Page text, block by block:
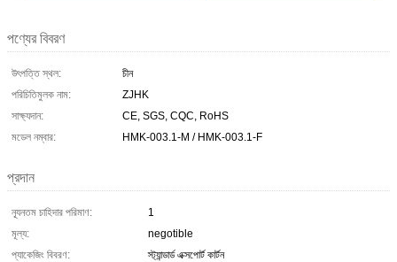
পণ্যের বিবরণ
উৎপত্তি স্থল:
চীন
পরিচিতিমুলক নাম:
ZJHK
সাক্ষ্যদান:
CE, SGS, CQC, RoHS
মডেল নম্বার:
HMK-003.1-M / HMK-003.1-F
প্রদান
ন্যূনতম চাহিদার পরিমাণ:
1
মূল্য:
negotible
প্যাকেজিং বিবরণ:
স্ট্যান্ডার্ড এক্সপোর্ট কার্টন